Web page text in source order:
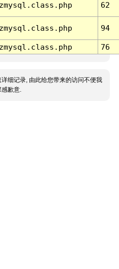
62
94
76
细记录, 由此给您带来的访问不便我
感歉意.